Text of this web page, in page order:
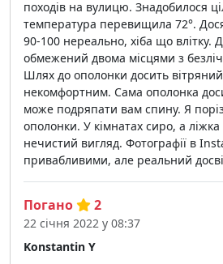
походів на вулицю. Знадобилося
температура перевищила 72°.
90-100 нереально, хіба що влітку.
обмежений двома місцями з
Шлях до ополонки досить
некомфортним. Сама ополонка
може подряпати вам спину. Я
ополонки. У кімнатах сиро, а
нечистий вигляд. Фотографії в
привабливими, але реальний
Konstantin Y
Погано 2
22 січня 2022 у 08:37